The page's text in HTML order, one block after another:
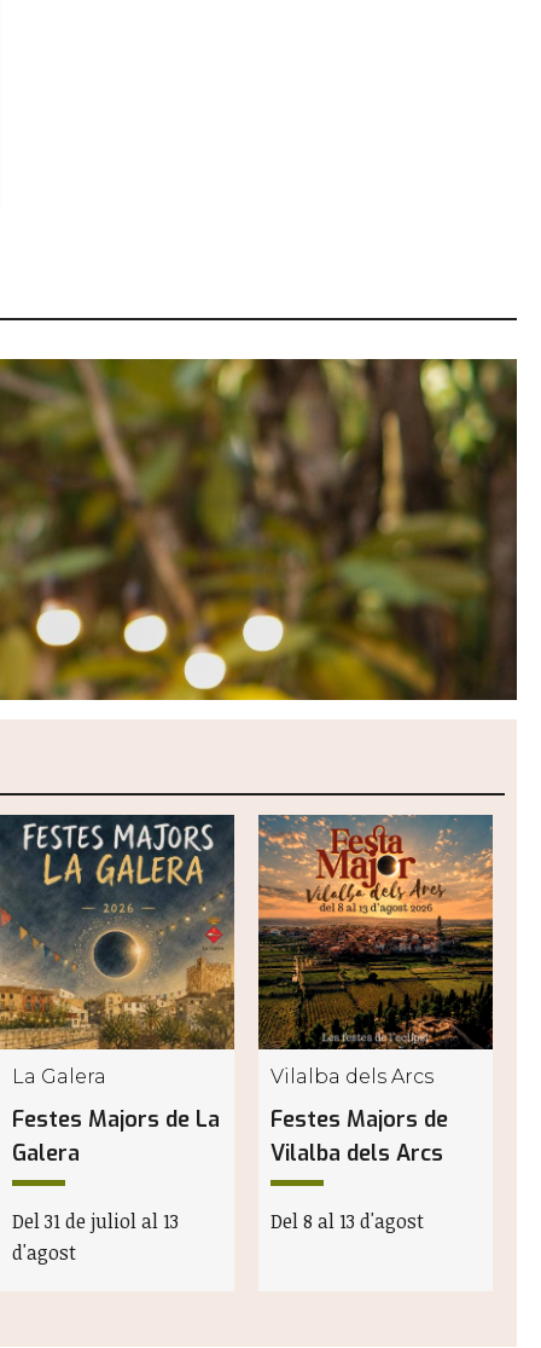
La Galera
Festes Majors de La
Galera
Del 31 de juliol al 13
d'agost
Vilalba dels Arcs
Festes Majors de
Vilalba dels Arcs
Del 8 al 13 d'agost